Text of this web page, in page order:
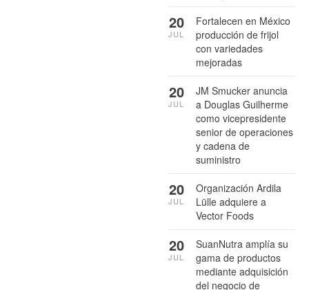
Fortalecen en México
producción de frijol
con variedades
mejoradas
20
JUL
JM Smucker anuncia
a Douglas Guilherme
como vicepresidente
senior de operaciones
y cadena de
suministro
20
JUL
Organización Ardila
Lülle adquiere a
Vector Foods
20
JUL
SuanNutra amplía su
gama de productos
mediante adquisición
del negocio de
20
JUL